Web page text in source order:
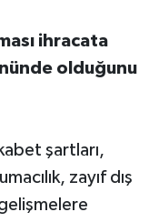
ihracata
olduğunu
şartları,
zayıf dış